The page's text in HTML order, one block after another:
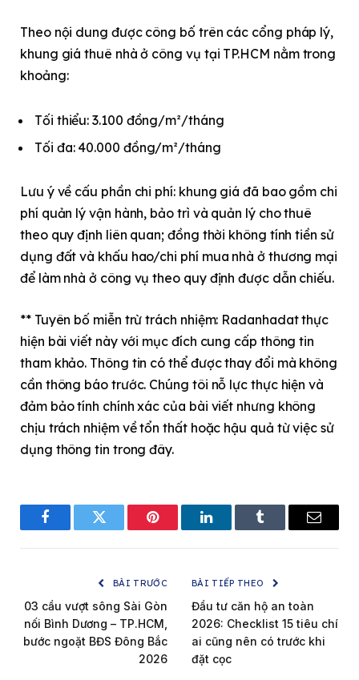
Theo nội dung được công bố trên các cổng pháp lý,
khung giá thuê nhà ở công vụ tại TP.HCM nằm trong
khoảng:
Tối thiểu: 3.100 đồng/m²/tháng
Tối đa: 40.000 đồng/m²/tháng
Lưu ý về cấu phần chi phí: khung giá đã bao gồm chi
phí quản lý vận hành, bảo trì và quản lý cho thuê
theo quy định liên quan; đồng thời không tính tiền sử
dụng đất và khấu hao/chi phí mua nhà ở thương mại
để làm nhà ở công vụ theo quy định được dẫn chiếu.
** Tuyên bố miễn trừ trách nhiệm: Radanhadat thực
hiện bài viết này với mục đích cung cấp thông tin
tham khảo. Thông tin có thể được thay đổi mà không
cần thông báo trước. Chúng tôi nỗ lực thực hiện và
đảm bảo tính chính xác của bài viết nhưng không
chịu trách nhiệm về tổn thất hoặc hậu quả từ việc sử
dụng thông tin trong đây.
FacebookTwitter Pinterest LinkedInTumblr Email
BÀI TRƯỚC
03 cầu vượt sông Sài Gòn
nối Bình Dương – TP.HCM,
bước ngoặt BĐS Đông Bắc
2026
BÀI TIẾP THEO
Đầu tư căn hộ an toàn
2026: Checklist 15 tiêu chí
ai cũng nên có trước khi
đặt cọc